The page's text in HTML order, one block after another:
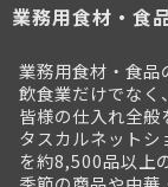
業務用食材・食
業務用食材・食品
飲食業だけでなく
皆様の仕入れ全般
タスカルネット
を約8,500品以上